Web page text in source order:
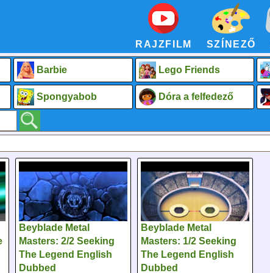
RAJZFILM SZÍNEZŐ
Barbie Lego Friends
Spongyabob Dóra a felfedező
Beyblade Metal
Masters: 2/2 Seeking
The Legend English
Dubbed
Beyblade Metal
Masters: 1/2 Seeking
The Legend English
Dubbed